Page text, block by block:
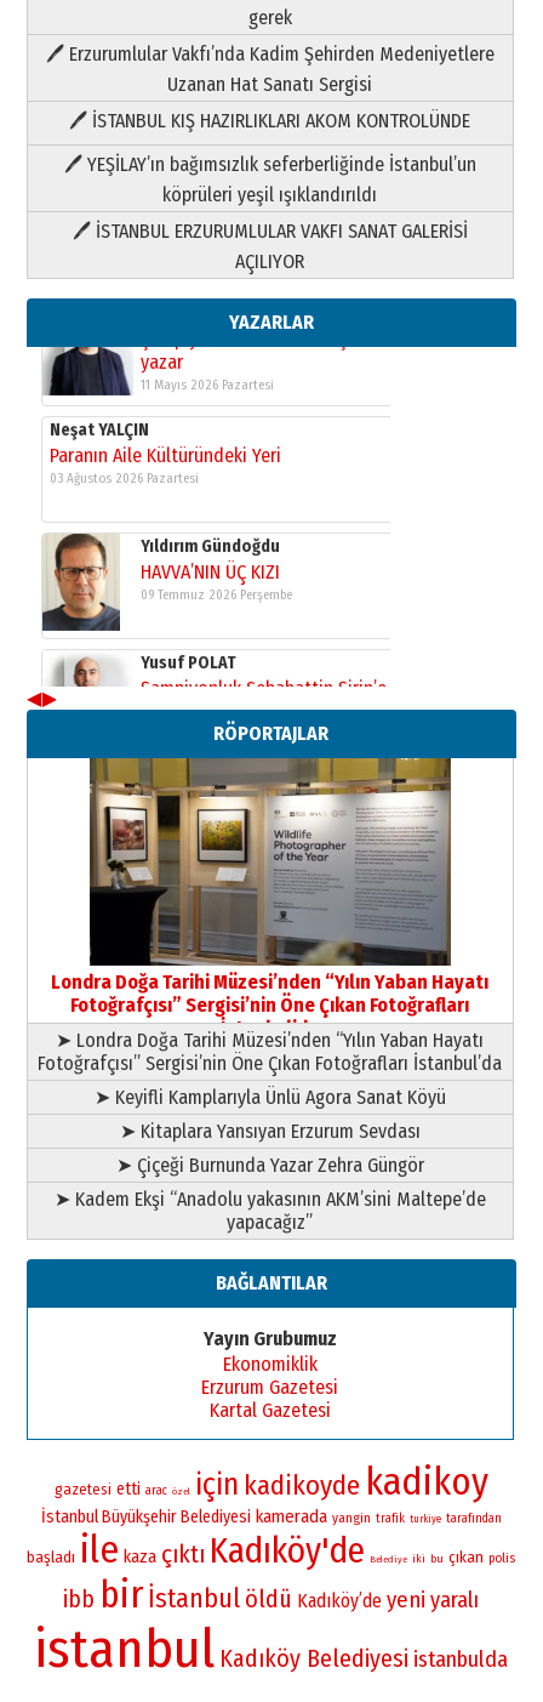
gerek
🖊 Erzurumlular Vakfı’nda Kadim Şehirden Medeniyetlere
Uzanan Hat Sanatı Sergisi
🖊 İSTANBUL KIŞ HAZIRLIKLARI AKOM KONTROLÜNDE
🖊 YEŞİLAY’ın bağımsızlık seferberliğinde İstanbul’un
köprüleri yeşil ışıklandırıldı
🖊 İSTANBUL ERZURUMLULAR VAKFI SANAT GALERİSİ
AÇILIYOR
YAZARLAR
Paranın Aile Kültüründeki Yeri
03 Ağustos 2026 Pazartesi
Yıldırım Gündoğdu
HAVVA’NIN ÜÇ KIZI
09 Temmuz 2026 Perşembe
Yusuf POLAT
Şampiyonluk Sebahattin Şirin’e
11 Mayıs 2026 Pazartesi
Neşat YALÇIN
Paranın Aile Kültüründeki Yeri
03 Ağustos 2026 Pazartesi
Yıldırım Gündoğdu
09 Temmuz 2026 Perşembe
Yusuf POLAT
yazar
11 Mayıs 2026 Pazartesi
Neşat YALÇIN
Paranın Aile Kültüründeki Yeri
03 Ağustos 2026 Pazartesi
Yıldırım Gündoğdu
HAVVA’NIN ÜÇ KIZI
09 Temmuz 2026 Perşembe
Yusuf POLAT
Şampiyonluk Sebahattin Şirin’e
yazar
11 Mayıs 2026 Pazartesi
◀▶
RÖPORTAJLAR
Londra Doğa Tarihi Müzesi’nden “Yılın Yaban Hayatı
Fotoğrafçısı” Sergisi’nin Öne Çıkan Fotoğrafları
İstanbul’da
➤ Londra Doğa Tarihi Müzesi’nden “Yılın Yaban Hayatı
Fotoğrafçısı” Sergisi’nin Öne Çıkan Fotoğrafları İstanbul’da
➤ Keyifli Kamplarıyla Ünlü Agora Sanat Köyü
➤ Kitaplara Yansıyan Erzurum Sevdası
➤ Çiçeği Burnunda Yazar Zehra Güngör
➤ Kadem Ekşi “Anadolu yakasının AKM’sini Maltepe’de
yapacağız”
BAĞLANTILAR
Yayın Grubumuz
Ekonomiklik
Erzurum Gazetesi
Kartal Gazetesi
gazetesi etti arac özel için kadikoyde kadikoy
İstanbul Büyükşehir Belediyesi kamerada yangin trafik turkiye tarafından
başladı ile kaza çıktı Kadıköy'de Belediye iki bu çıkan polis
ibb birİstanbul öldü Kadıköy’de yeni yaralı
istanbul Kadıköy Belediyesi istanbulda